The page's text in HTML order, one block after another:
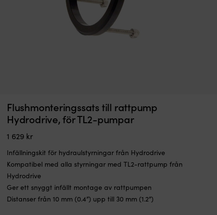
Flushmonteringssats till rattpump
Hydrodrive, för TL2-pumpar
1 629 kr
Infällningskit för hydraulstyrningar från Hydrodrive
Kompatibel med alla styrningar med TL2-rattpump från
Hydrodrive
Ger ett snyggt infällt montage av rattpumpen
Distanser från 10 mm (0.4”) upp till 30 mm (1.2”)